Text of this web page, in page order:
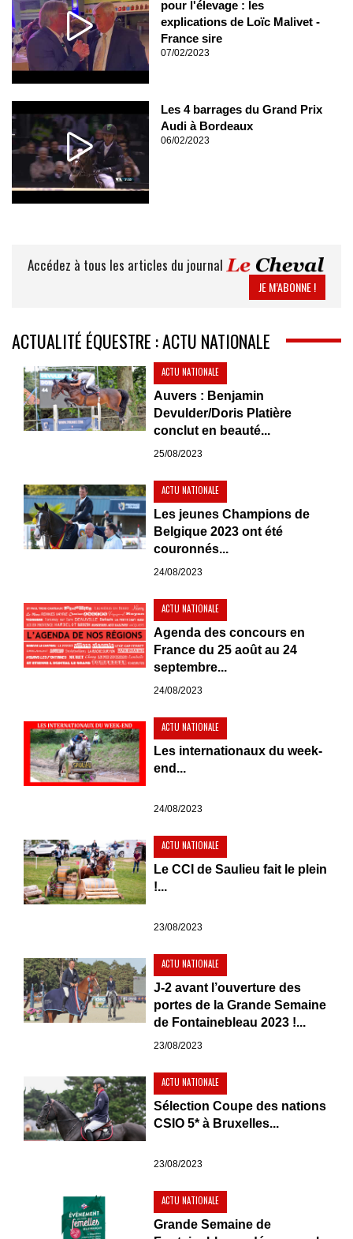
pour l'élevage : les
explications de Loïc Malivet -
France sire
07/02/2023
Les 4 barrages du Grand Prix
Audi à Bordeaux
06/02/2023
Accédez à tous les articles du journal
JE M’ABONNE !
ACTUALITÉ ÉQUESTRE : ACTU NATIONALE
ACTU NATIONALE
Auvers : Benjamin
Devulder/Doris Platière
conclut en beauté...
25/08/2023
ACTU NATIONALE
Les jeunes Champions de
Belgique 2023 ont été
couronnés...
24/08/2023
ACTU NATIONALE
Agenda des concours en
France du 25 août au 24
septembre...
24/08/2023
ACTU NATIONALE
Les internationaux du week-
end...
24/08/2023
ACTU NATIONALE
Le CCI de Saulieu fait le plein
!...
23/08/2023
ACTU NATIONALE
J-2 avant l’ouverture des
portes de la Grande Semaine
de Fontainebleau 2023 !...
23/08/2023
ACTU NATIONALE
Sélection Coupe des nations
CSIO 5* à Bruxelles...
23/08/2023
ACTU NATIONALE
Grande Semaine de